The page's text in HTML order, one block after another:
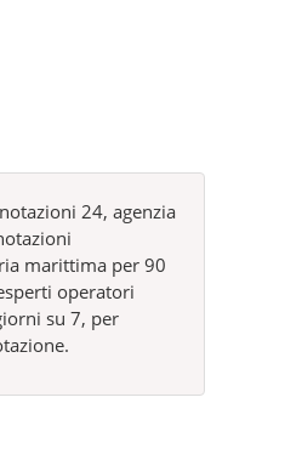
24, agenzia
marittima per 90
operatori
su 7, per